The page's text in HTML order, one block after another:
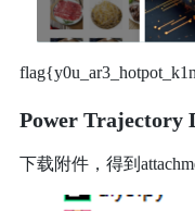
Power Trajectory
下载附件，得到